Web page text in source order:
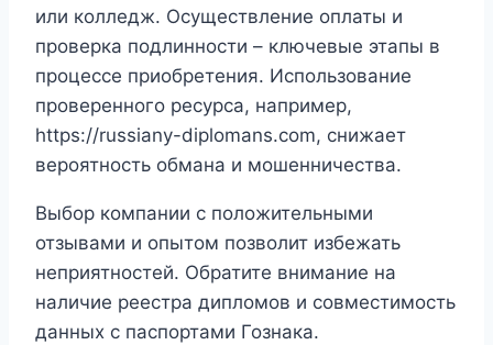
или колледж. Осуществление оплаты и
проверка подлинности – ключевые этапы в
процессе приобретения. Использование
проверенного ресурса, например,
https://russiany-diplomans.com, снижает
вероятность обмана и мошенничества.
Выбор компании с положительными
отзывами и опытом позволит избежать
неприятностей. Обратите внимание на
наличие реестра дипломов и совместимость
данных с паспортами Гознака.